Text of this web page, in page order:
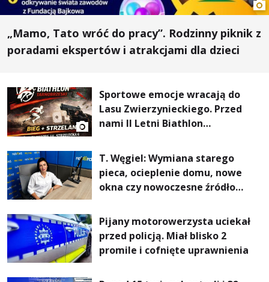
„Mamo, Tato wróć do pracy”. Rodzinny piknik z
poradami ekspertów i atrakcjami dla dzieci
Sportowe emocje wracają do
Lasu Zwierzynieckiego. Przed
nami II Letni Biathlon
T. Węgiel: Wymiana starego
pieca, ocieplenie domu, nowe
okna czy nowoczesne źródło
rachunki za energię, lepszy
komfort życia i... czystsze
powietrze
Pijany motorowerzysta uciekał
przed policją. Miał blisko 2
promile i cofnięte uprawnienia